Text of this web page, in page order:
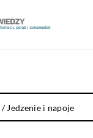
/ Jedzenie i napoje